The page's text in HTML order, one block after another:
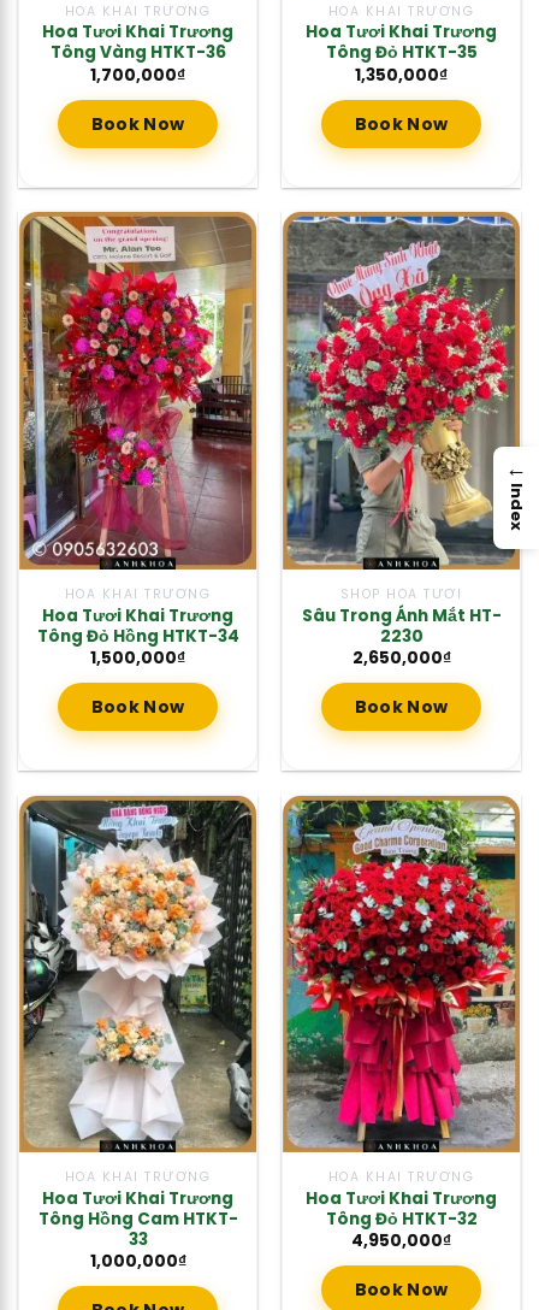
HOA KHAI TRƯƠNG
Hoa Tươi Khai Trương
Tông Vàng HTKT-36
1,700,000₫
Book Now
HOA KHAI TRƯƠNG
Hoa Tươi Khai Trương
Tông Đỏ HTKT-35
1,350,000₫
Book Now
HOA KHAI TRƯƠNG
Hoa Tươi Khai Trương
Tông Đỏ Hồng HTKT-34
1,500,000₫
Book Now
SHOP HOA TƯƠI
Sâu Trong Ánh Mắt HT-
2230
2,650,000₫
Book Now
HOA KHAI TRƯƠNG
Hoa Tươi Khai Trương
Tông Hồng Cam HTKT-
33
1,000,000₫
HOA KHAI TRƯƠNG
Hoa Tươi Khai Trương
Tông Đỏ HTKT-32
4,950,000₫
Book Now
→
Index